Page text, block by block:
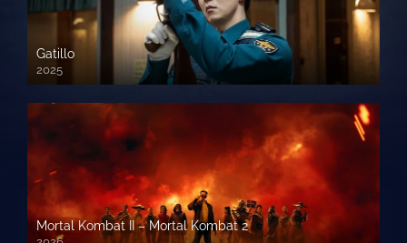
Gatillo
2025
Mortal Kombat II – Mortal Kombat 2